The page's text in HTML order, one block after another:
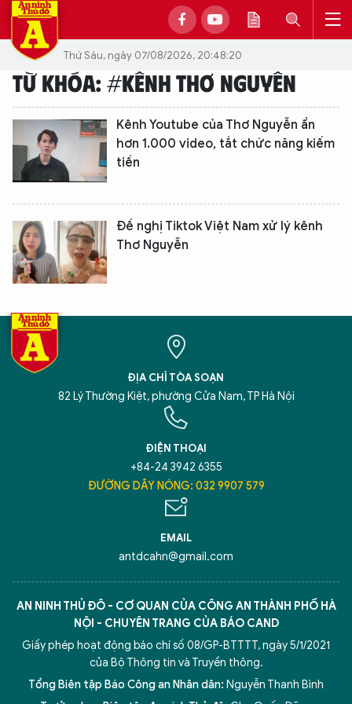
Thứ Sáu, ngày 07/08/2026, 20:48:20
TỪ KHÓA: #KÊNH THƠ NGUYỄN
Kênh Youtube của Thơ Nguyễn ẩn
hơn 1.000 video, tắt chức năng kiếm
tiền
Đề nghị Tiktok Việt Nam xử lý kênh
Thơ Nguyễn
ĐỊA CHỈ TÒA SOẠN
82 Lý Thường Kiệt, phường Cửa Nam, TP Hà Nội
ĐIỆN THOẠI
+84-24 3942 6355
ĐƯỜNG DÂY NÓNG: 032 9907 579
EMAIL
antdcahn@gmail.com
AN NINH THỦ ĐÔ - CƠ QUAN CỦA CÔNG AN THÀNH PHỐ HÀ
NỘI - CHUYÊN TRANG CỦA BÁO CAND
Giấy phép hoạt động báo chí số 08/GP-BTTTT, ngày 5/1/2021
của Bộ Thông tin và Truyền thông.
Tổng Biên tập Báo Công an Nhân dân: Nguyễn Thanh Bình
XIN CHÀO,
TÔI LÀ CHATBOT CỦA
Hãy hỏi tôi bất kỳ điều gì bạn cần biết về
An Ninh Thủ Đô nhé. Tôi sẵn sàng hỗ trợ!